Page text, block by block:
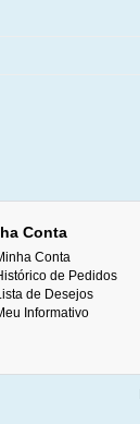
Conta
Conta
de Pedidos
de Desejos
Informativo